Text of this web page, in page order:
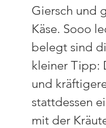
Giersch und
Käse. Sooo
belegt sind
kleiner Tipp:
und
stattdessen
mit der